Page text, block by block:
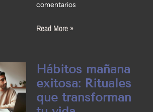
comentarios
Read More »
Hábitos mañana
exitosa: Rituales
que transforman